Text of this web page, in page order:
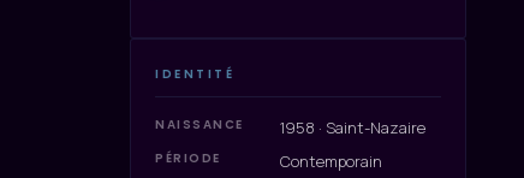
IDENTITÉ
NAISSANCE 1958 · Saint-Nazaire
PÉRIODE Contemporain